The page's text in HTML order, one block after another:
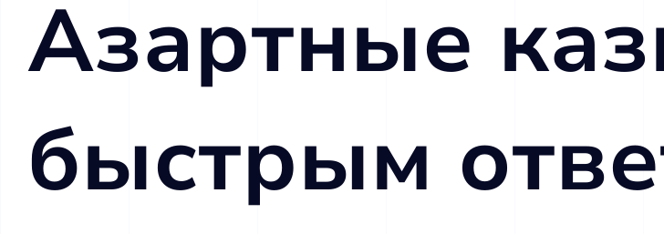
Азартные
быстрым